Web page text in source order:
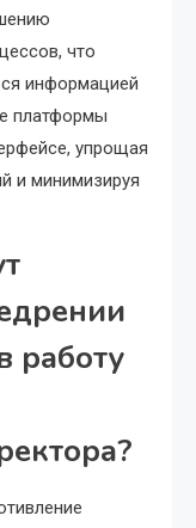
что
информацией
платформы
упрощая
и минимизируя
работу